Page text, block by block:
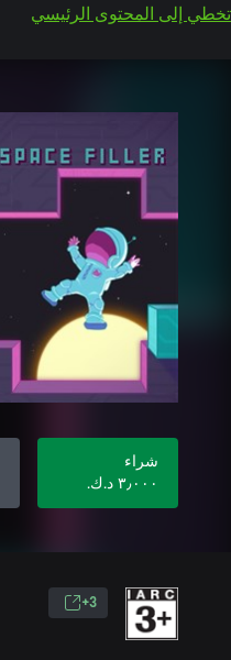
تخطي إلى المحتوى الرئيسي
شراء
٣٫٠٠٠ د.ك.‏
3+